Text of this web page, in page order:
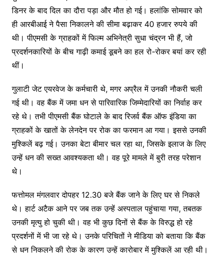
डिनर के बाद दिल का दौरा पड़ा और मौत हो गई। हलांकि सोमवार को
ही आरबीआई ने पैसा निकालने की सीमा बढ़ाकर 40 हजार रुपये की
थी। पीएमसी के ग्राहकों में फिल्म अभिनेत्री सुधा चंद्रन भी हैं, जो
प्रदर्शनकारियों के बीच गाढ़ी कमाई डूबने का हल रो-रोकर बयां कर रही
थीं।
गुलाटी जेट एयरवेज के कर्मचारी थे, मगर अप्रैल में उनकी नौकरी चली
गई थी। वह बैंक में जमा धन से पारिवारिक जिम्मेदारियों का निर्वाह कर
रहे थे। तभी पीएमसी बैंक घोटाले के बाद रिजर्व बैंक ऑफ इंडिया का
ग्राहकों के खातों के लेनदेन पर रोक का फरमान आ गया। इससे उनकी
मुश्किलें बढ़ गई। उनका बेटा बीमार चल रहा था, जिसके इलाज के लिए
उन्हें धन की सख्त आवश्यकता थी। वह पूरे मामले में बुरी तरह परेशान
थे।
फत्तोमल मंगलवार दोपहर 12.30 बजे बैंक जाने के लिए घर से निकले
थे। हार्ट अटैक आने पर जब तक उन्हें अस्पताल पहुंचाया गया, तबतक
उनकी मृत्यु हो चुकी थी। वह भी कुछ दिनों से बैंक के विरुद्ध हो रहे
प्रदर्शनों में भी जा रहे थे। उनके परिचितों ने मीडिया को बताया कि बैंक
से धन निकलने की रोक के कारण उन्हें कारोबार में मुश्किलें आ रही थी।